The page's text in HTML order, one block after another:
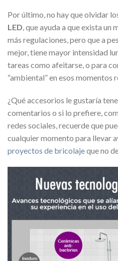
Por último, no hay que olvidar
LED, que ayuda a que exista un
más regulaciones, pero que a
mejor, tiene mayor intensidad
tareas como afeitarse, o para
“ambiental” en esos momentos
¿Qué accesorios le gustaría
comentarios o si lo prefiere,
redes sociales, recuerde que
cualquier momento para llevar
proyectos de bricolajeque no